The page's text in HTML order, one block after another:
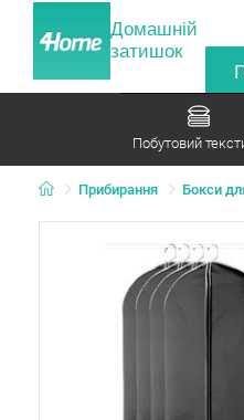
Домашній
затишок
Побутовий
Прибирання Бокси